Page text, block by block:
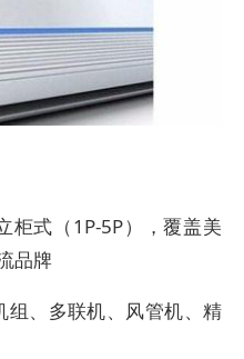
柜式（1P-5P），覆盖美
品牌
组、多联机、风管机、精